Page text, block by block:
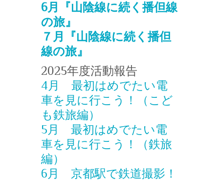
6月『山陰線に続く播但線
の旅』
７月『山陰線に続く播但
線の旅』
2025年度活動報告
4月 最初はめでたい電
車を見に行こう！（こど
も鉄旅編）
5月 最初はめでたい電
車を見に行こう！（鉄旅
編）
6月 京都駅で鉄道撮影！